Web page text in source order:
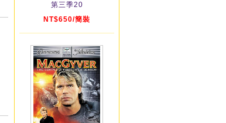
第三季20
NT$650/簡裝